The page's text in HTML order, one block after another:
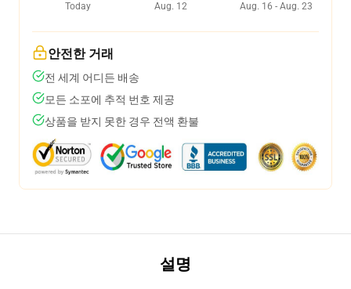
Today
Aug. 12
Aug. 16 - Aug. 23
안전한 거래
전 세계 어디든 배송
모든 소포에 추적 번호 제공
상품을 받지 못한 경우 전액 환불
설명